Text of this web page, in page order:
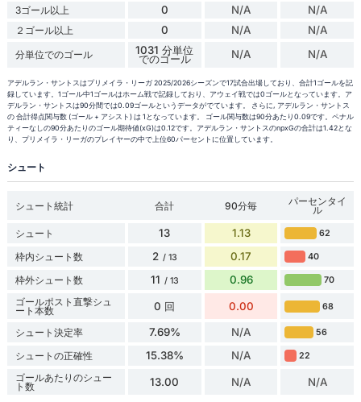
3ゴール以上 0 N/A N/A
２ゴール以上 0 N/A N/A
分単位でのゴール 1031 分単位
でのゴール N/A N/A
アデルラン・サントスはプリメイラ・リーガ 2025/2026シーズンで17試合出場しており、合計1ゴールを記
録しています。1ゴール中1ゴールはホーム戦で記録しており、アウェイ戦では0ゴールとなっています。ア
デルラン・サントスは90分間では0.09ゴールというデータがでています。 さらに, アデルラン・サントス
の 合計得点関与数 (ゴール + アシスト) は 1となっています。 ゴール関与数は90分あたり0.09です。ペナル
ティーなしの90分あたりのゴール期待値(xG)は0.12です。アデルラン・サントスのnpxGの合計は1.42とな
り、プリメイラ・リーガのプレイヤーの中で上位60パーセントに位置しています。
シュート
シュート統計 合計 90分毎 パーセンタイ
ル
シュート
13 1.13 62
枠内シュート数 2 / 13 0.17 40
枠外シュート数 11 / 13 0.96 70
ゴールポスト直撃シュ
ート本数 0 回 0.00 68
シュート決定率 7.69% N/A 56
シュートの正確性 15.38% N/A 22
ゴールあたりのシュー
ト数 13.00 N/A N/A